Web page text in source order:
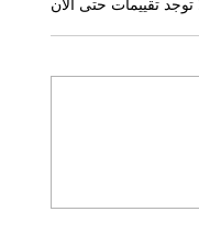
توجد تقييمات حتى الآن